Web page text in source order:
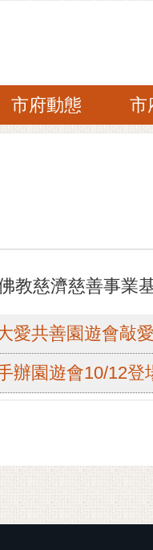
市府動態 市
教慈濟慈善事業
愛共善園遊會敲
辦園遊會10/12